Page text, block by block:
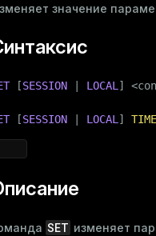
значение
[SESSION LOCAL ]
[SESSION LOCAL ] TIME
SET изменяет